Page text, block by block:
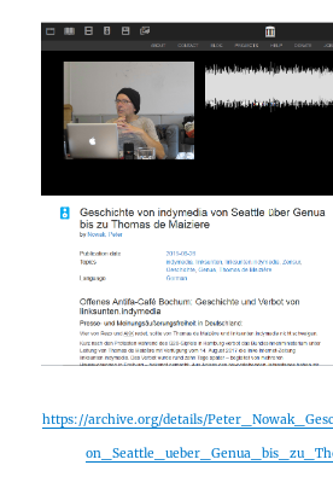
https://archive.org/details/